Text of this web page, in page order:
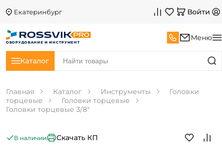
Екатеринбург Войти
ОБОРУДОВАНИЕ И ИНСТРУМЕНТ
Меню
Каталог
Главная Каталог Инструменты
Головки
торцевые
Головки торцевые
Головки торцевые 3/8"
В наличии Скачать КП